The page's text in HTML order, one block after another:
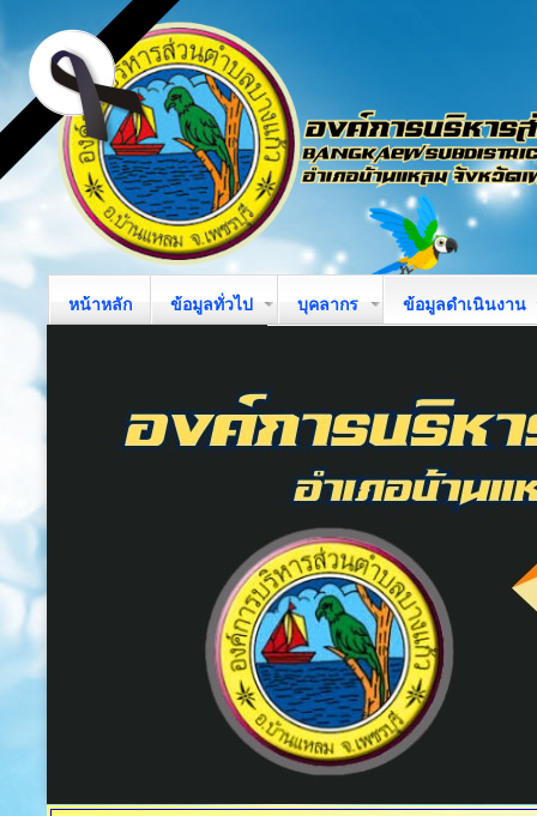
หน้าหลัก ข้อมูลทั่วไป บุคลากร ข้อมูลดำเนินงาน